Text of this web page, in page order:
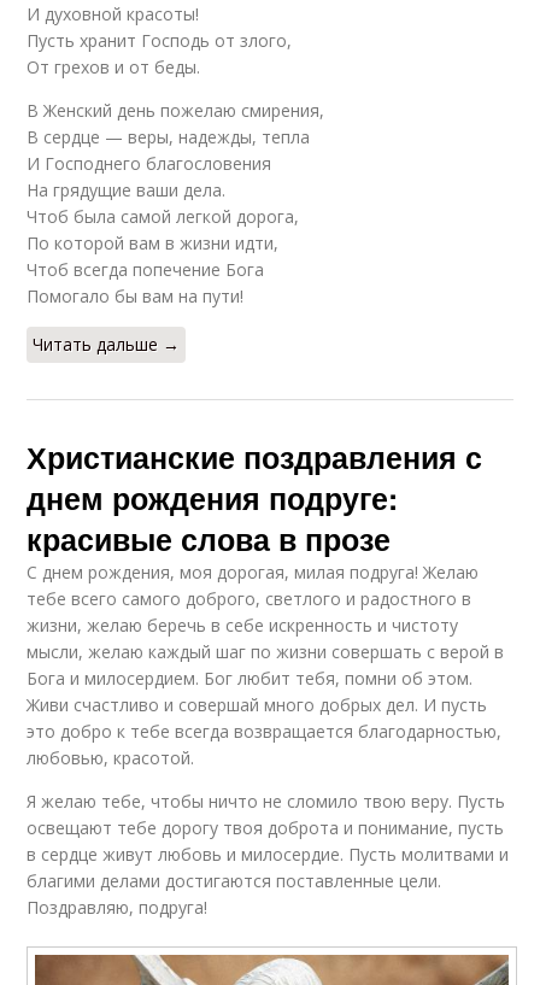
И духовной красоты!
Пусть хранит Господь от злого,
От грехов и от беды.
В Женский день пожелаю смирения,
В сердце — веры, надежды, тепла
И Господнего благословения
На грядущие ваши дела.
Чтоб была самой легкой дорога,
По которой вам в жизни идти,
Чтоб всегда попечение Бога
Помогало бы вам на пути!
Читать дальше →
Христианские поздравления с
днем рождения подруге:
красивые слова в прозе
С днем рождения, моя дорогая, милая подруга! Желаю
тебе всего самого доброго, светлого и радостного в
жизни, желаю беречь в себе искренность и чистоту
мысли, желаю каждый шаг по жизни совершать с верой в
Бога и милосердием. Бог любит тебя, помни об этом.
Живи счастливо и совершай много добрых дел. И пусть
это добро к тебе всегда возвращается благодарностью,
любовью, красотой.
Я желаю тебе, чтобы ничто не сломило твою веру. Пусть
освещают тебе дорогу твоя доброта и понимание, пусть
в сердце живут любовь и милосердие. Пусть молитвами и
благими делами достигаются поставленные цели.
Поздравляю, подруга!